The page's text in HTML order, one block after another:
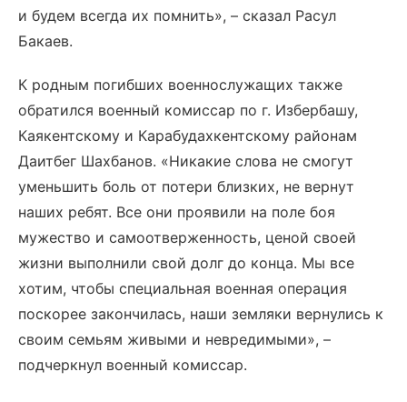
и будем всегда их помнить», – сказал Расул
Бакаев.
К родным погибших военнослужащих также
обратился военный комиссар по г. Избербашу,
Каякентскому и Карабудахкентскому районам
Даитбег Шахбанов. «Никакие слова не смогут
уменьшить боль от потери близких, не вернут
наших ребят. Все они проявили на поле боя
мужество и самоотверженность, ценой своей
жизни выполнили свой долг до конца. Мы все
хотим, чтобы специальная военная операция
поскорее закончилась, наши земляки вернулись к
своим семьям живыми и невредимыми», –
подчеркнул военный комиссар.